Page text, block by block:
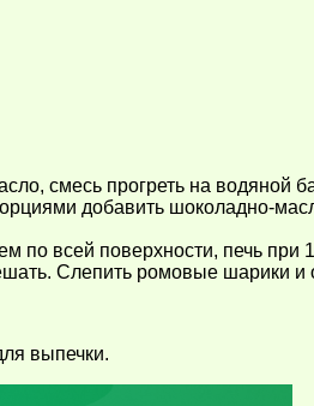
смесь прогреть на
добавить шоколадно-
по всей поверхности, печь при
Слепить ромовые шарики и
выпечки.